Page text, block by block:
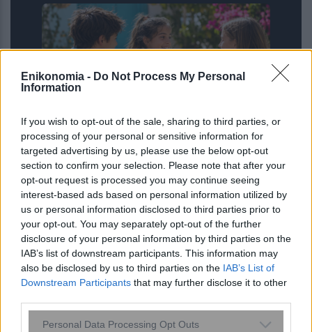
Enikonomia - Do Not Process My Personal
Information
If you wish to opt-out of the sale, sharing to third parties, or
processing of your personal or sensitive information for
targeted advertising by us, please use the below opt-out
section to confirm your selection. Please note that after your
opt-out request is processed you may continue seeing
interest-based ads based on personal information utilized by
us or personal information disclosed to third parties prior to
your opt-out. You may separately opt-out of the further
disclosure of your personal information by third parties on the
IAB’s list of downstream participants. This information may
also be disclosed by us to third parties on the IAB’s List of
Downstream Participants that may further disclose it to other
Please note that this website/app uses one or more Google
Personal Data Processing Opt Outs
Η ομιλία των παιδιών μπορεί να
αποκαλύπτει τον μελλοντικό κίνδυνο
κατάθλιψης και άγχους – Τι έδειξε
μελέτη του Stanford με ...